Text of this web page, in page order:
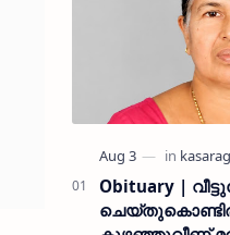
Obituary |